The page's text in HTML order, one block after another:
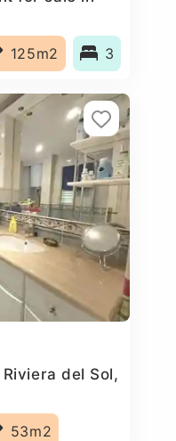
125m2 3
del Sol,
53m2